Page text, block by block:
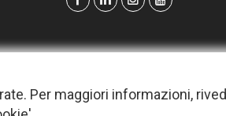
Per maggiori informazioni,